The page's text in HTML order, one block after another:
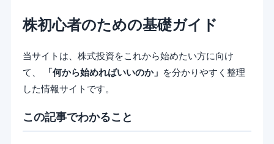
株初心者のための基礎ガイド
当サイトは、株式投資をこれから始めたい方に向け
て、
「何から始めればいいのか」 を分かりやすく整理
した情報サイトです。
この記事でわかること